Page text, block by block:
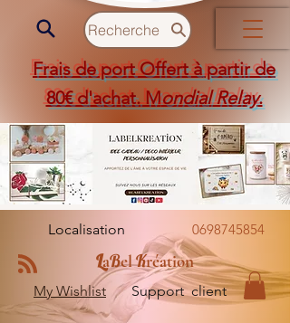
Recherche
Frais de port Offert à partir de
80€ d'achat. Mondial Relay.
Localisation 0698745854
LaBelKréation
My Wishlist Support client